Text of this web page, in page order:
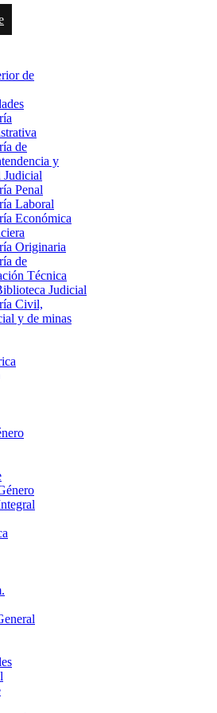
de
de
y
Judicial
Penal
Laboral
Económica
Originaria
de
Técnica
Judicial
Civil,
y de minas